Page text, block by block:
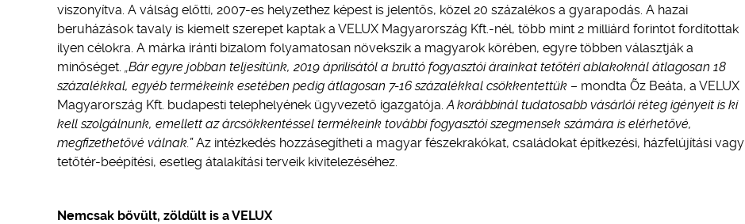
viszonyítva. A válság előtti, 2007-es helyzethez képest is jelentős, közel 20 százalékos a gyarapodás. A hazai
beruházások tavaly is kiemelt szerepet kaptak a VELUX Magyarország Kft.-nél, több mint 2 milliárd forintot fordítottak
ilyen célokra. A márka iránti bizalom folyamatosan növekszik a magyarok körében, egyre többen választják a
minőséget. „Bár egyre jobban teljesítünk, 2019 áprilisától a bruttó fogyasztói árainkat tetőtéri ablakoknál átlagosan 18
százalékkal, egyéb termékeink esetében pedig átlagosan 7-16 százalékkal csökkentettük – mondta Õz Beáta, a VELUX
Magyarország Kft. budapesti telephelyének ügyvezető igazgatója.A korábbinál tudatosabb vásárlói réteg igényeit is ki
kell szolgálnunk, emellett az árcsökkentéssel termékeink további fogyasztói szegmensek számára is elérhetővé,
megfizethetővé válnak.”Az intézkedés hozzásegítheti a magyar fészekrakókat, családokat építkezési, házfelújítási vagy
tetőtér-beépítési, esetleg átalakítási terveik kivitelezéséhez.
Nemcsak bővült, zöldült is a VELUX